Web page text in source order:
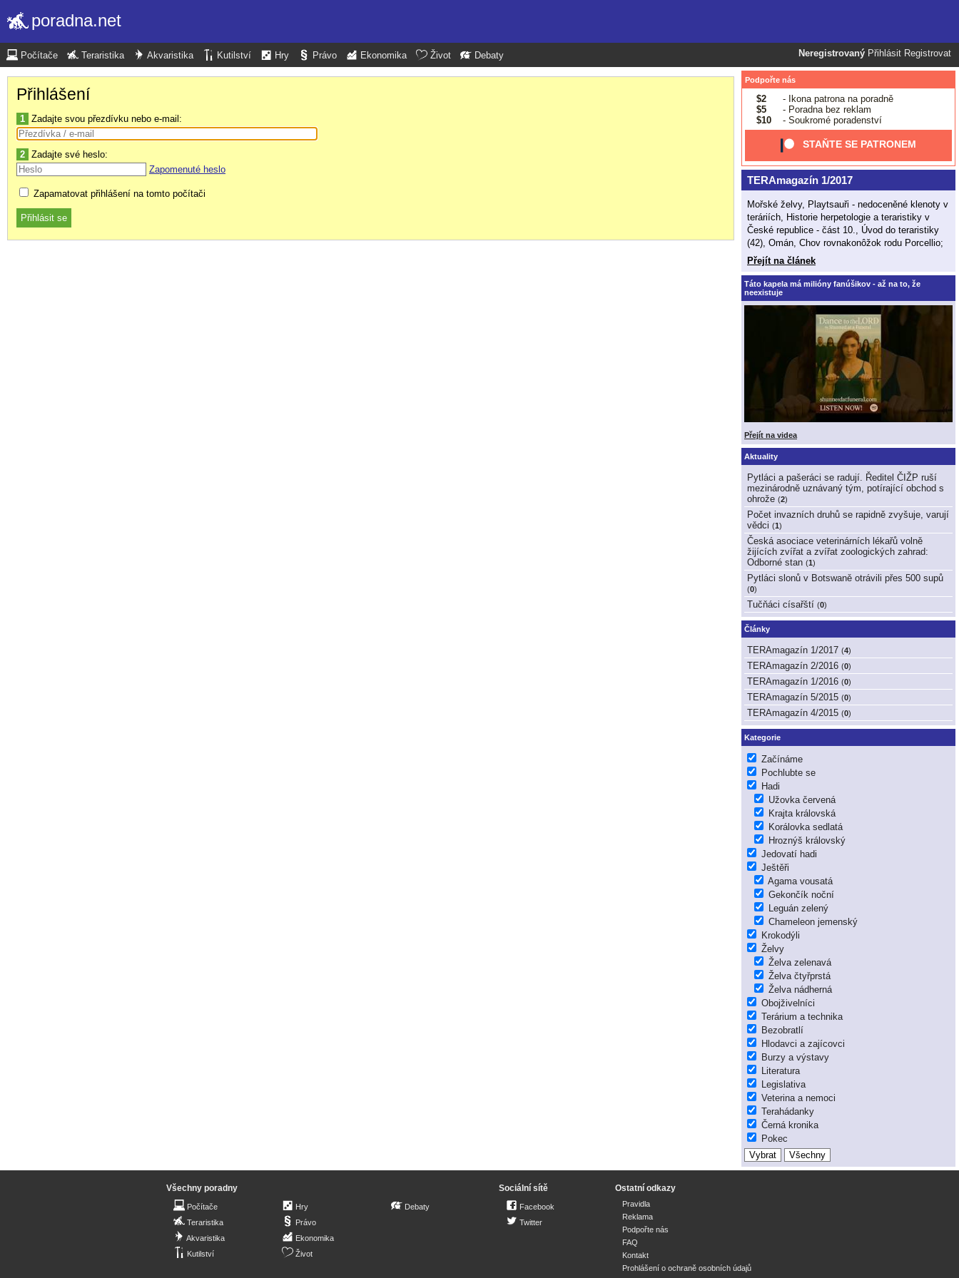
poradna.net
Neregistrovaný Přihlásit Registrovat
Počítače Teraristika Akvaristika Kutilství Hry Právo Ekonomika Život Debaty
Přihlášení
1 Zadajte svou přezdívku nebo e-mail:
2 Zadajte své heslo:
Zapomenuté heslo
Zapamatovat přihlášení na tomto počítači
Podpořte nás
$2
- Ikona patrona na poradně
$5
- Poradna bez reklam
$10
- Soukromé poradenství
STAŇTE SE PATRONEM
TERAmagazín 1/2017
Mořské želvy, Playtsauři - nedoceněné klenoty v
teráriích, Historie herpetologie a teraristiky v
České republice - část 10., Úvod do teraristiky
(42), Omán, Chov rovnakonôžok rodu Porcellio;
Přejít na článek
Táto kapela má milióny fanúšikov - až na to, že
neexistuje
Přejít na videa
Aktuality
Pytláci a pašeráci se radují. Ředitel ČIŽP ruší
mezinárodně uznávaný tým, potírající obchod s
ohrože (2)
Počet invazních druhů se rapidně zvyšuje, varují
vědci (1)
Česká asociace veterinárních lékařů volně
žijících zvířat a zvířat zoologických zahrad:
Odborné stan (1)
Pytláci slonů v Botswaně otrávili přes 500 supů
(0)
Tučňáci císařští (0)
Články
TERAmagazín 1/2017 (4)
TERAmagazín 2/2016 (0)
TERAmagazín 1/2016 (0)
TERAmagazín 5/2015 (0)
TERAmagazín 4/2015 (0)
Kategorie
Začínáme
Pochlubte se
Hadi
Užovka červená
Krajta královská
Korálovka sedlatá
Hroznýš královský
Jedovatí hadi
Ještěři
Agama vousatá
Gekončík noční
Leguán zelený
Chameleon jemenský
Krokodýli
Želvy
Želva zelenavá
Želva čtyřprstá
Želva nádherná
Obojživelníci
Terárium a technika
Bezobratlí
Hlodavci a zajícovci
Burzy a výstavy
Literatura
Legislativa
Veterina a nemoci
Terahádanky
Černá kronika
Pokec
Všechny poradny
Počítače
Teraristika
Akvaristika
Kutilství
Hry
Právo
Ekonomika
Život
Debaty
Sociální sítě
Facebook
Twitter
Ostatní odkazy
Pravidla
Reklama
Podpořte nás
FAQ
Kontakt
Prohlášení o ochraně osobních údajů